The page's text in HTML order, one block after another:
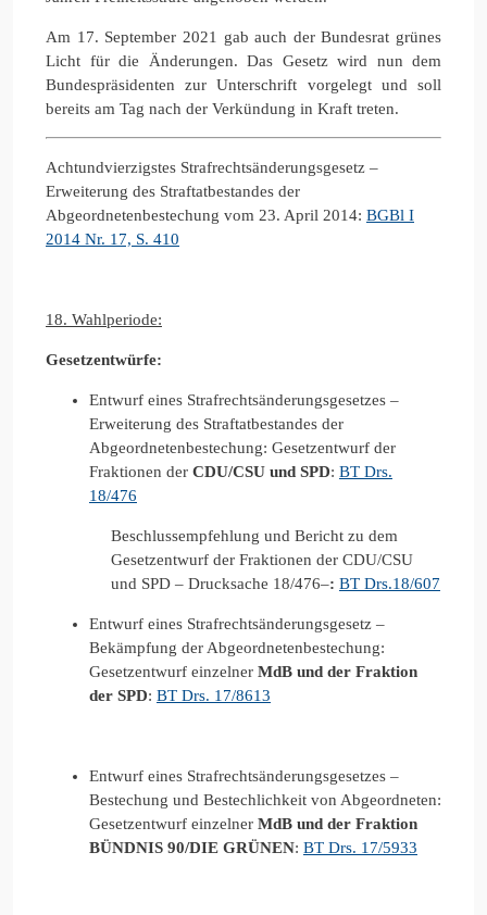
Am 17. September 2021 gab auch der Bundesrat grünes
Licht für die Änderungen. Das Gesetz wird nun dem
Bundespräsidenten zur Unterschrift vorgelegt und soll
bereits am Tag nach der Verkündung in Kraft treten.
Achtundvierzigstes Strafrechtsänderungsgesetz –
Erweiterung des Straftatbestandes der
Abgeordnetenbestechung vom 23. April 2014: BGBl I
2014 Nr. 17, S. 410
18. Wahlperiode:
Gesetzentwürfe:
Entwurf eines Strafrechtsänderungsgesetzes –
Erweiterung des Straftatbestandes der
Abgeordnetenbestechung: Gesetzentwurf der
Fraktionen der CDU/CSU und SPD: BT Drs.
18/476
Beschlussempfehlung und Bericht zu dem
Gesetzentwurf der Fraktionen der CDU/CSU
und SPD – Drucksache 18/476–: BT Drs.18/607
Entwurf eines Strafrechtsänderungsgesetz –
Bekämpfung der Abgeordnetenbestechung:
Gesetzentwurf einzelner MdB und der Fraktion
der SPD: BT Drs. 17/8613
Entwurf eines Strafrechtsänderungsgesetzes –
Bestechung und Bestechlichkeit von Abgeordneten:
Gesetzentwurf einzelner MdB und der Fraktion
BÜNDNIS 90/DIE GRÜNEN: BT Drs. 17/5933